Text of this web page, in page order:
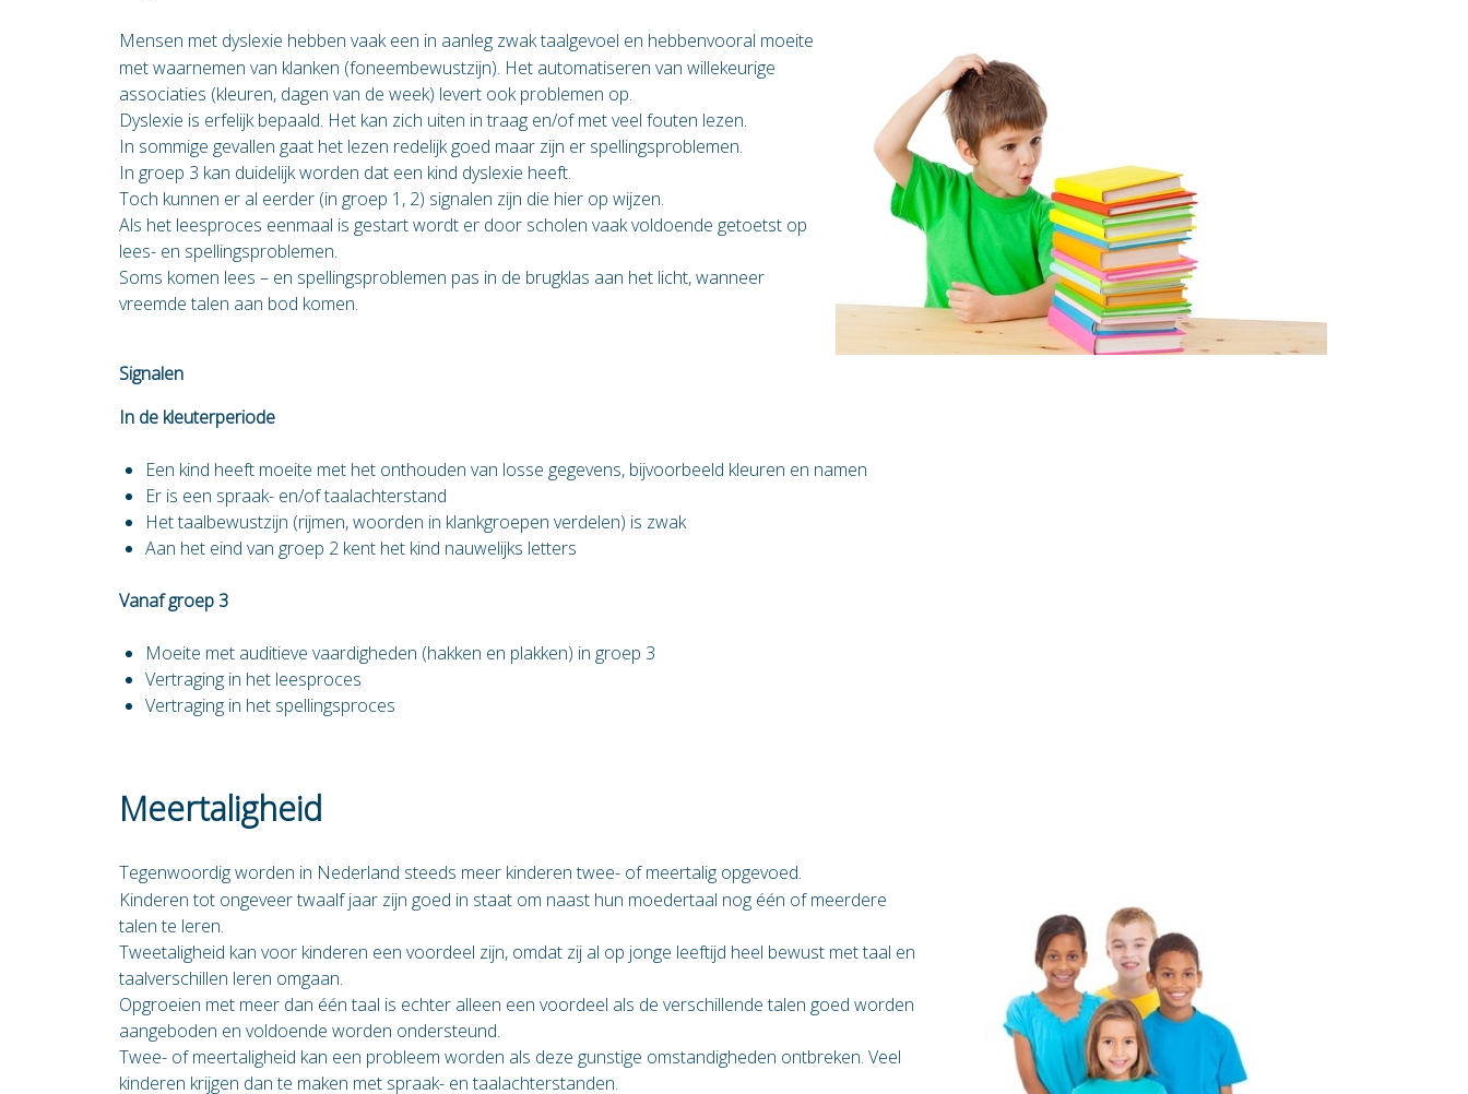
Mensen met dyslexie hebben vaak een in aanleg zwak taalgevoel en hebbenvooral moeite
met waarnemen van klanken (foneembewustzijn). Het automatiseren van willekeurige
associaties (kleuren, dagen van de week) levert ook problemen op.
Dyslexie is erfelijk bepaald. Het kan zich uiten in traag en/of met veel fouten lezen.
In sommige gevallen gaat het lezen redelijk goed maar zijn er spellingsproblemen.
In groep 3 kan duidelijk worden dat een kind dyslexie heeft.
Toch kunnen er al eerder (in groep 1, 2) signalen zijn die hier op wijzen.
Als het leesproces eenmaal is gestart wordt er door scholen vaak voldoende getoetst op
lees- en spellingsproblemen.
Soms komen lees – en spellingsproblemen pas in de brugklas aan het licht, wanneer
vreemde talen aan bod komen.
Signalen
In de kleuterperiode
Een kind heeft moeite met het onthouden van losse gegevens, bijvoorbeeld kleuren en namen
Er is een spraak- en/of taalachterstand
Het taalbewustzijn (rijmen, woorden in klankgroepen verdelen) is zwak
Aan het eind van groep 2 kent het kind nauwelijks letters
Vanaf groep 3
Moeite met auditieve vaardigheden (hakken en plakken) in groep 3
Vertraging in het leesproces
Vertraging in het spellingsproces
Meertaligheid
Tegenwoordig worden in Nederland steeds meer kinderen twee- of meertalig opgevoed.
Kinderen tot ongeveer twaalf jaar zijn goed in staat om naast hun moedertaal nog één of meerdere
talen te leren.
Tweetaligheid kan voor kinderen een voordeel zijn, omdat zij al op jonge leeftijd heel bewust met taal en
taalverschillen leren omgaan.
Opgroeien met meer dan één taal is echter alleen een voordeel als de verschillende talen goed worden
aangeboden en voldoende worden ondersteund.
Twee- of meertaligheid kan een probleem worden als deze gunstige omstandigheden ontbreken. Veel
kinderen krijgen dan te maken met spraak- en taalachterstanden.